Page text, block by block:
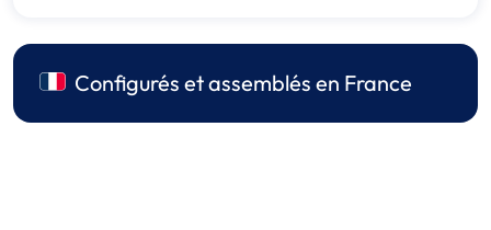
Configurés et assemblés en France